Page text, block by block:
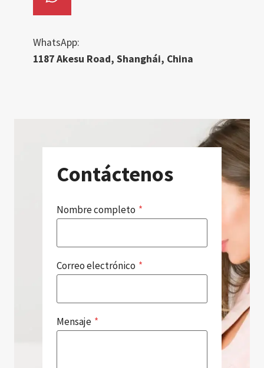
WhatsApp:
1187 Akesu Road, Shanghái, China
Contáctenos
Nombre completo *
Correo electrónico *
Mensaje *